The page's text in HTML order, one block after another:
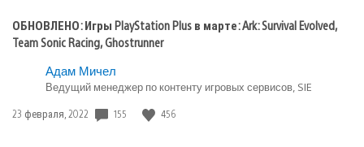
ОБНОВЛЕНО: Игры PlayStation Plus в марте: Ark: Survival Evolved,
Team Sonic Racing, Ghostrunner
Адам Мичел
Ведущий менеджер по контенту игровых сервисов, SIE
Дата
23 февраля, 2022 155 456